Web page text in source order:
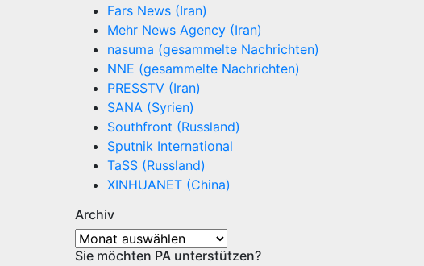
Fars News (Iran)
Mehr News Agency (Iran)
nasuma (gesammelte Nachrichten)
NNE (gesammelte Nachrichten)
PRESSTV (Iran)
SANA (Syrien)
Southfront (Russland)
Sputnik International
TaSS (Russland)
XINHUANET (China)
Archiv
Archiv
Sie möchten PA unterstützen?